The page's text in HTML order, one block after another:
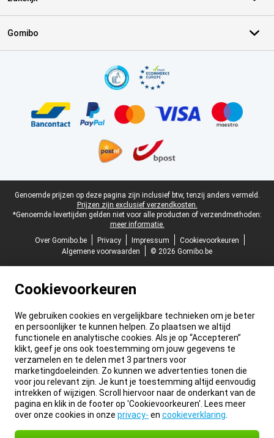
Gomibo
Juridische voettekst
Genoemde prijzen op deze pagina zijn inclusief btw, tenzij anders vermeld.
Prijzen zijn exclusief verzendkosten.
*Genoemde levertijden gelden niet voor alle producten of verzendmethoden:
meer informatie.
Over Gomibo.be
Privacy Impressum
Cookievoorkeuren
Algemene voorwaarden
© 2026 Gomibo.be
Cookievoorkeuren
We gebruiken cookies en vergelijkbare technieken om je beter
en persoonlijker te kunnen helpen. Zo plaatsen we altijd
functionele en analytische cookies. Als je op “Accepteren”
klikt, geef je ons ook toestemming om jouw gegevens te
verzamelen en te delen met 3 partners voor
marketingdoeleinden. Zo kunnen we advertenties tonen die
voor jou relevant zijn. Je kunt je toestemming altijd eenvoudig
intrekken of wijzigen. Scroll hiervoor naar de onderkant van de
pagina en klik in de footer op 'Cookievoorkeuren'. Lees meer
over onze cookies in onze privacy- en cookieverklaring